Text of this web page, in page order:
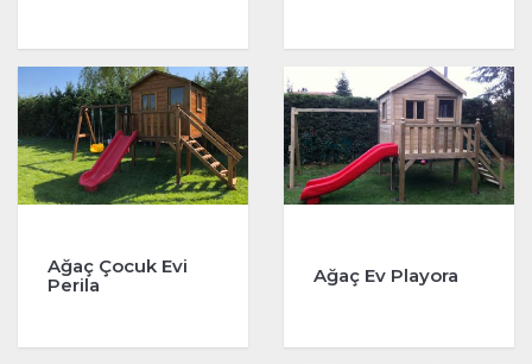
Ağaç Çocuk Evi
Perila
Ağaç Ev Playora